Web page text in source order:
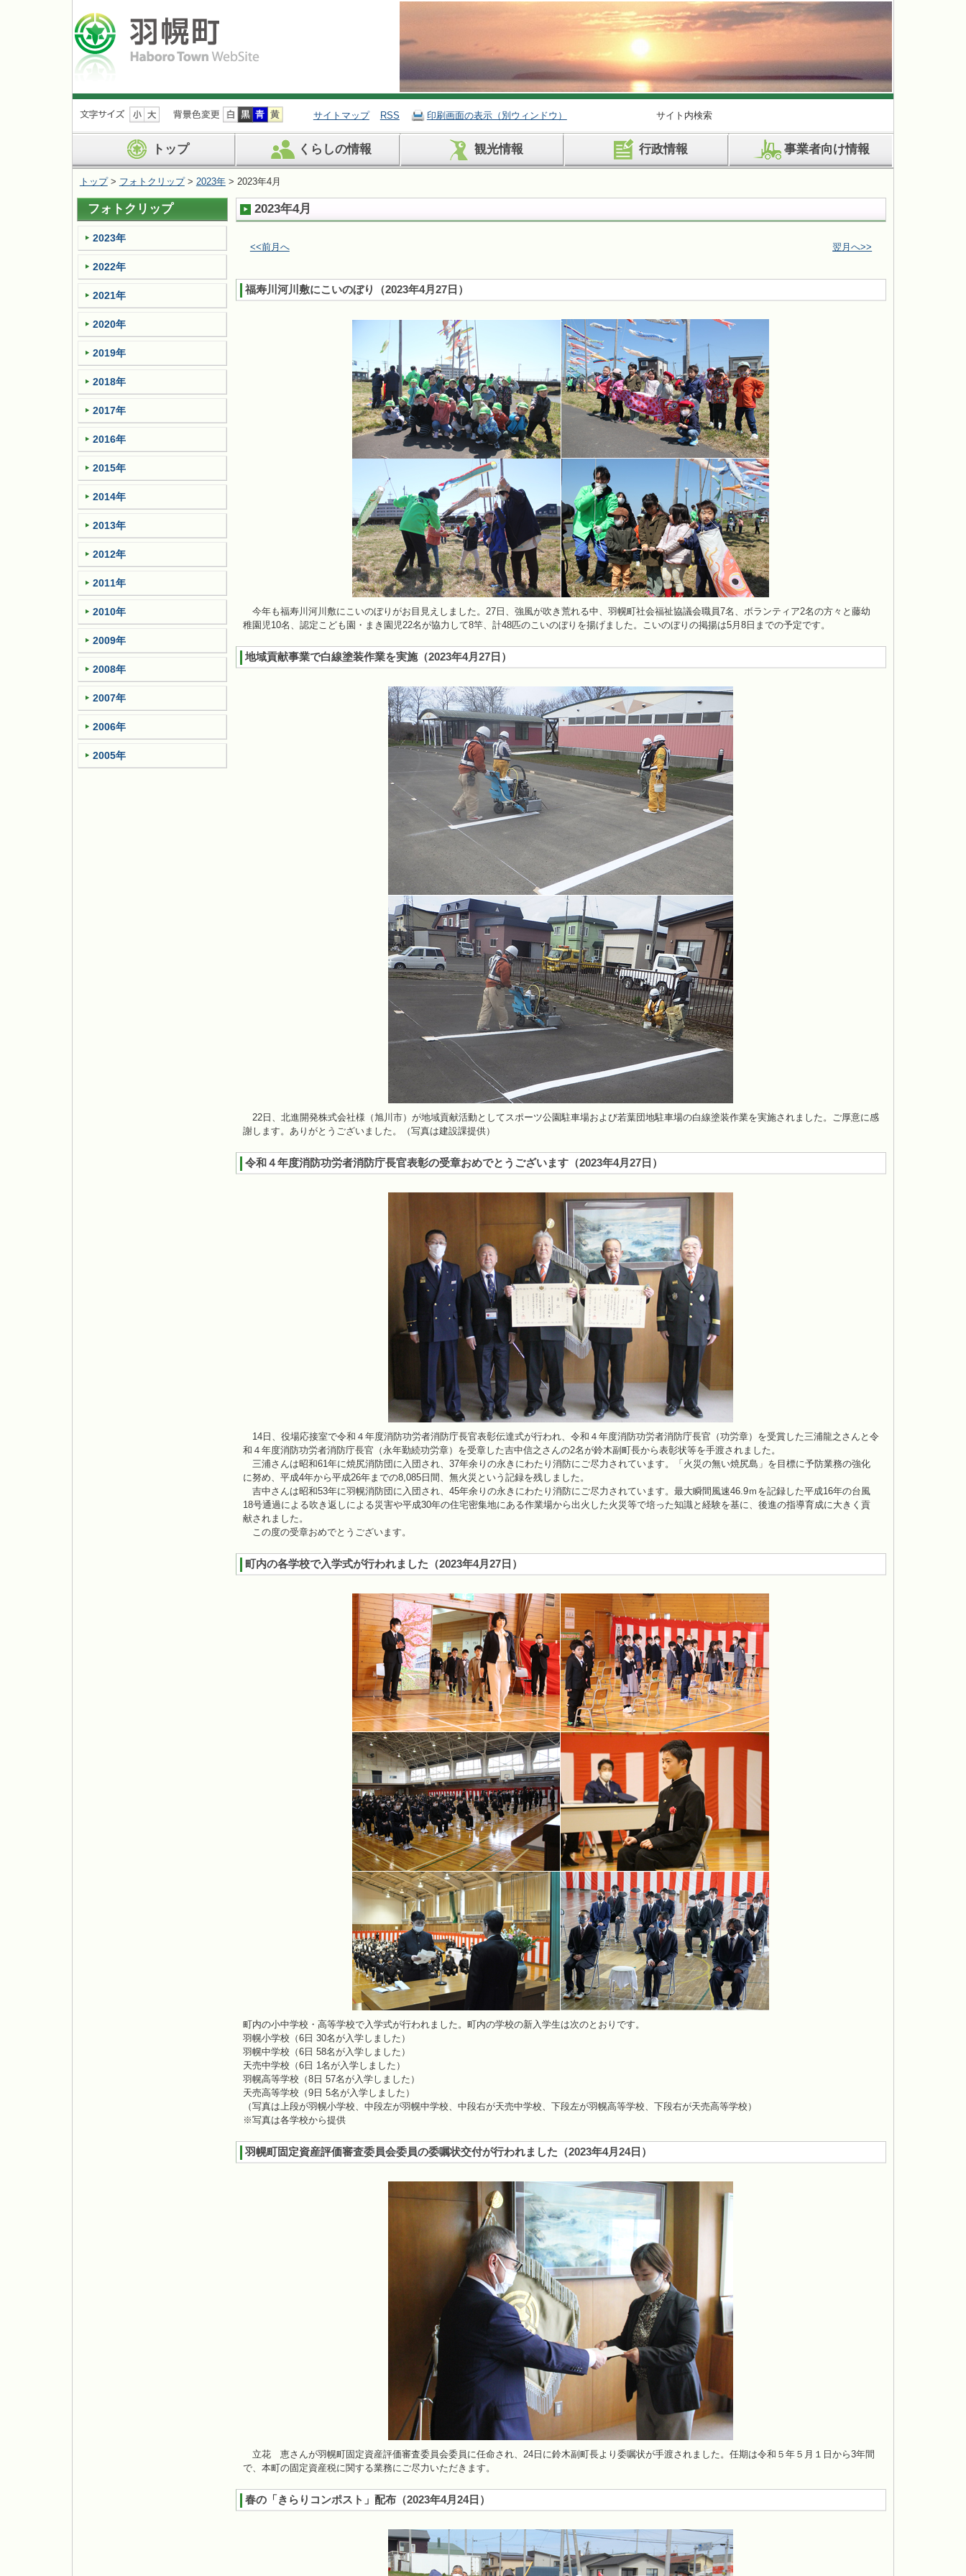
ナ
ビ
ョ
ン
を
飛
ば
す
サイトマップ RSS 印刷画面の表示（別ウィンドウ） サイト内検索
トップ くらしの情報 観光情報 行政情報 事業者向け情報
トップ> フォトクリップ> 2023年> 2023年4月
2023年4月
<<前月へ 翌月へ>>
福寿川河川敷にこいのぼり （2023年4月27日 ）
今年も福寿川河川敷にこいのぼりがお目見えしました。27日、強風が吹き荒れる中、羽幌町社会福祉協議会職員7名、ボランティア2名の方々と藤幼
稚園児10名、認定こども園・まき園児22名が協力して8竿、計48匹のこいのぼりを揚げました。こいのぼりの掲揚は5月8日までの予定です。
地域貢献事業で白線塗装作業を実施（2023年4月27日 ）
22日、北進開発株式会社様（旭川市）が地域貢献活動としてスポーツ公園駐車場および若葉団地駐車場の白線塗装作業を実施されました。ご厚意に感
謝します。ありがとうございました。（写真は建設課提供）
令和４年度消防功労者消防庁長官表彰の受章おめでとうございます（2023年4月27日 ）
14日、役場応接室で令和４年度消防功労者消防庁長官表彰伝達式が行われ、令和４年度消防功労者消防庁長官（功労章）を受賞した三浦龍之さんと令
和４年度消防功労者消防庁長官（永年勤続功労章）を受章した吉中信之さんの2名が鈴木副町長から表彰状等を手渡されました。
三浦さんは昭和61年に焼尻消防団に入団され、37年余りの永きにわたり消防にご尽力されています。「火災の無い焼尻島」を目標に予防業務の強化
に努め、平成4年から平成26年までの8,085日間、無火災という記録を残しました。
吉中さんは昭和53年に羽幌消防団に入団され、45年余りの永きにわたり消防にご尽力されています。最大瞬間風速46.9ｍを記録した平成16年の台風
18号通過による吹き返しによる災害や平成30年の住宅密集地にある作業場から出火した火災等で培った知識と経験を基に、後進の指導育成に大きく貢
献されました。
この度の受章おめでとうございます。
町内の各学校で入学式が行われました （2023年4月27日 ）
町内の小中学校・高等学校で入学式が行われました。町内の学校の新入学生は次のとおりです。
羽幌小学校（6日 30名が入学しました）
羽幌中学校（6日 58名が入学しました）
天売中学校（6日 1名が入学しました）
羽幌高等学校（8日 57名が入学しました）
天売高等学校（9日 5名が入学しました）
（写真は上段が羽幌小学校、中段左が羽幌中学校、中段右が天売中学校、下段左が羽幌高等学校、下段右が天売高等学校）
※写真は各学校から提供
羽幌町固定資産評価審査委員会委員の委嘱状交付が行われました （2023年4月24日 ）
立花 恵さんが羽幌町固定資産評価審査委員会委員に任命され、24日に鈴木副町長より委嘱状が手渡されました。任期は令和５年５月１日から3年間
で、本町の固定資産税に関する業務にご尽力いただきます。
春の「きらりコンポスト」配布（2023年4月24日 ）
フォトクリップ
2023年
2022年
2021年
2020年
2019年
2018年
2017年
2016年
2015年
2014年
2013年
2012年
2011年
2010年
2009年
2008年
2007年
2006年
2005年